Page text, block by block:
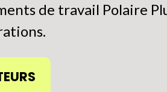
de travail Polaire